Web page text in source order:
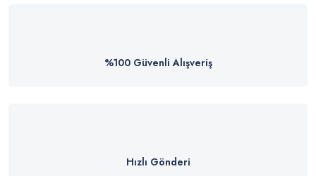
%100 Güvenli Alışveriş
Hızlı Gönderi